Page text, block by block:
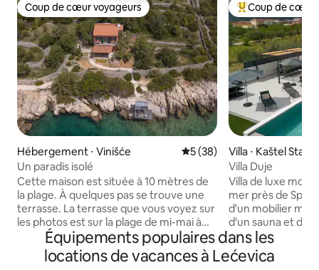
Coup de cœur voyageurs
Coup de cœur voyageurs
Hébergement ⋅ Vinišće Évaluation moyenne sur la
5 (38)
Un paradis isolé
Cette maison est située à 10 mètres de
la plage. À quelques pas se trouve une
terrasse. La terrasse que vous voyez sur
les photos est sur la plage de mi-mai à
mi-octobre. La voiture se gare à
60 mètres ; il n'y a pas de circulation
devant et si vous cherchez une maison
Coups de cœur
Coup de cœur
Villa ⋅ Kaštel Stari
Villa Duje
Villa de luxe
mer près de Split.
d'un mobilier
d'un sauna et
offre une vue
L'emplacement
belles villes de
Équipements populaires dans les
locations de vacances à Lećevica